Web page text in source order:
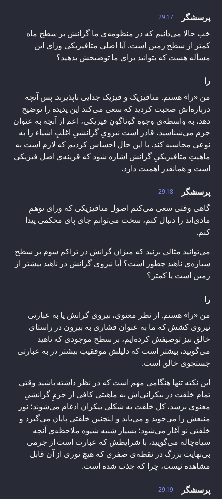
29.17
پرسشگر
خب حالا می‌دانیم که در منظومه‌ی ما گرانش بر سطح ماه
کمتر از سطح زمین است. آیا اصلی متافیزیکی ورای این
مسأله هست که بتوانید برای ما توضیحش بدهید؟
را
من «را» هستم. متافیزیک و فیزیک جدایی ناپذیرند. پس آنچه
درباره‌اش صحبت کردید که سعی می‌کند این پدیده را توضیح
دهد، به واسطه‌ی وجوهِ گوناگونِ فیزیکی، اعم از آنچه به عنوان
جرم می‌شناسید، قادر است نیرویِ گرانشیِ اغلبِ اشیاء را به
نوعی محاسبه کند. با این حال احساس کردیم که لازم است به
ماهیتِ متافیزیکیِ گرانش اشاره شود که قرینه‌ی اصل فیزیکی
است و همانقدر اهمیت دارد.
29.18
پرسشگر
گاهی وقتی سعی می‌کنم اصول متافیزیکی که ورای توهمِ
مادی‌اند را دنبال کنم، سخت می‌توانم جای پای محکمی پیدا
کنم.
می‌توانید مثالی بزنید که میزان گرانش در تراکم سوم بر سطح
سیاره‌ی ناهید چطور است؟ آیا نیروی گرانش در ناهید بیشتر از
زمین است یا کمتر؟
را
من «را» هستم. از نظر معنوی، نیروی گرانش یا به عبارتی
نیروی کشش که ما به عنوان فشاری به بیرون در راستای
خالق نیز توصیفش کرده‌ایم، بر سطح موجودی که ناهید
می‌گویید، بیشتر است که دلیلش موفقیتِ بیشتر در به عبارتی
جستجوی خالق است.
این نکته تنها هنگامی مهم است که در نظر داشته باشید وقتی
تمام خلقت در بیکرانی‌اش به ماهیتی کافی از جرمِ گرانشیِ
معنوی برسد، کل خلقت به شکلی بیکران ادغام می‌شوند؛ نور
منبعش را می‌جوید و می‌یابد و اینچنین خلقتی پایان می‌گیرد و
خلقتی نو آغاز می‌شود؛ بسیار شبیه شیوه‌‌ ملاحظه‌ی آنچه
سیاه‌چاله می‌گویید، با شرایطش که عبارت است از جرمی
بی‌نهایت بزرگ در نقطه‌ی صفری که هیچ نوری از آن قابل
مشاهده نیست، چرا که جذب شده است.
29.19 پرسشگر